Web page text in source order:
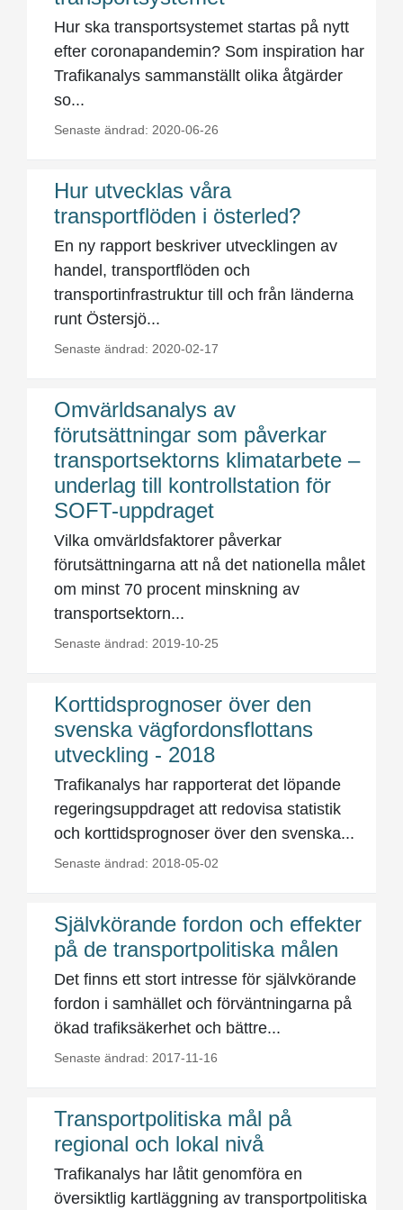
Hur ska transportsystemet startas på nytt
efter coronapandemin? Som inspiration har
Trafikanalys sammanställt olika åtgärder
so...
Senaste ändrad: 2020-06-26
Hur utvecklas våra
transportflöden i österled?
En ny rapport beskriver utvecklingen av
handel, transportflöden och
transportinfrastruktur till och från länderna
runt Östersjö...
Senaste ändrad: 2020-02-17
Omvärldsanalys av
förutsättningar som påverkar
transportsektorns klimatarbete –
underlag till kontrollstation för
SOFT-uppdraget
Vilka omvärldsfaktorer påverkar
förutsättningarna att nå det nationella målet
om minst 70 procent minskning av
transportsektorn...
Senaste ändrad: 2019-10-25
Korttidsprognoser över den
svenska vägfordonsflottans
utveckling - 2018
Trafikanalys har rapporterat det löpande
regeringsuppdraget att redovisa statistik
och korttidsprognoser över den svenska...
Senaste ändrad: 2018-05-02
Självkörande fordon och effekter
på de transportpolitiska målen
Det finns ett stort intresse för självkörande
fordon i samhället och förväntningarna på
ökad trafiksäkerhet och bättre...
Senaste ändrad: 2017-11-16
Transportpolitiska mål på
regional och lokal nivå
Trafikanalys har låtit genomföra en
översiktlig kartläggning av transportpolitiska